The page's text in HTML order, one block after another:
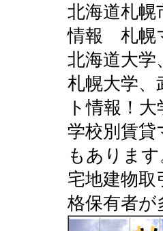
北海道札幌
情報 札幌
北海道大学
札幌大学
ト情報！
学校別賃
もあります
宅地建物取
格保有者